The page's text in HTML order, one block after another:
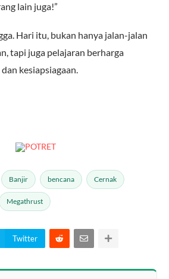
lain juga!”
Hari itu, bukan hanya jalan-jalan
tapi juga pelajaran berharga
kesiapsiagaan.
Banjir bencana Cernak
Megathrust
Twitter